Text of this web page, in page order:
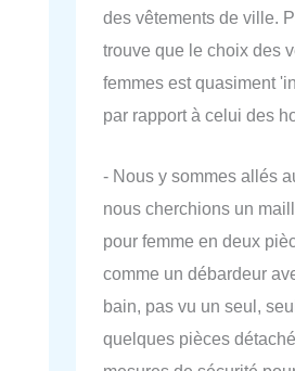
des vêtements de ville.
trouve que le choix des
femmes est quasiment
par rapport à celui des
- Nous y sommes allés
nous cherchions un
pour femme en deux
comme un débardeur
bain, pas vu un seul,
quelques pièces